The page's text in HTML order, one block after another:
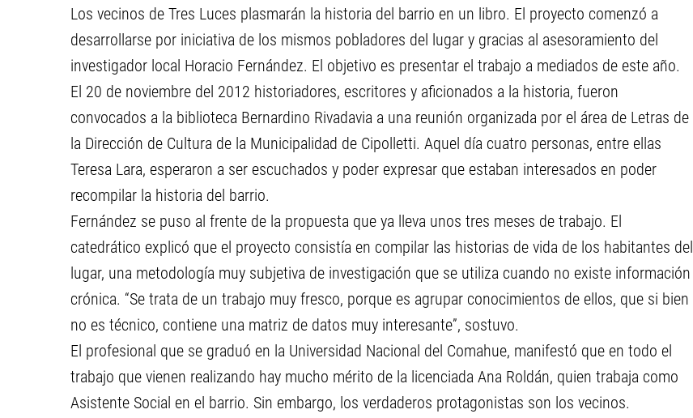
Los vecinos de Tres Luces plasmarán la historia del barrio en un libro. El proyecto comenzó a
desarrollarse por iniciativa de los mismos pobladores del lugar y gracias al asesoramiento del
investigador local Horacio Fernández. El objetivo es presentar el trabajo a mediados de este año.
El 20 de noviembre del 2012 historiadores, escritores y aficionados a la historia, fueron
convocados a la biblioteca Bernardino Rivadavia a una reunión organizada por el área de Letras de
la Dirección de Cultura de la Municipalidad de Cipolletti. Aquel día cuatro personas, entre ellas
Teresa Lara, esperaron a ser escuchados y poder expresar que estaban interesados en poder
recompilar la historia del barrio.
Fernández se puso al frente de la propuesta que ya lleva unos tres meses de trabajo. El
catedrático explicó que el proyecto consistía en compilar las historias de vida de los habitantes del
lugar, una metodología muy subjetiva de investigación que se utiliza cuando no existe información
crónica. “Se trata de un trabajo muy fresco, porque es agrupar conocimientos de ellos, que si bien
no es técnico, contiene una matriz de datos muy interesante”, sostuvo.
El profesional que se graduó en la Universidad Nacional del Comahue, manifestó que en todo el
trabajo que vienen realizando hay mucho mérito de la licenciada Ana Roldán, quien trabaja como
Asistente Social en el barrio. Sin embargo, los verdaderos protagonistas son los vecinos.